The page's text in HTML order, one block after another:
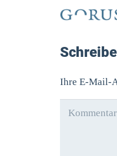
Ihre E-Mail-